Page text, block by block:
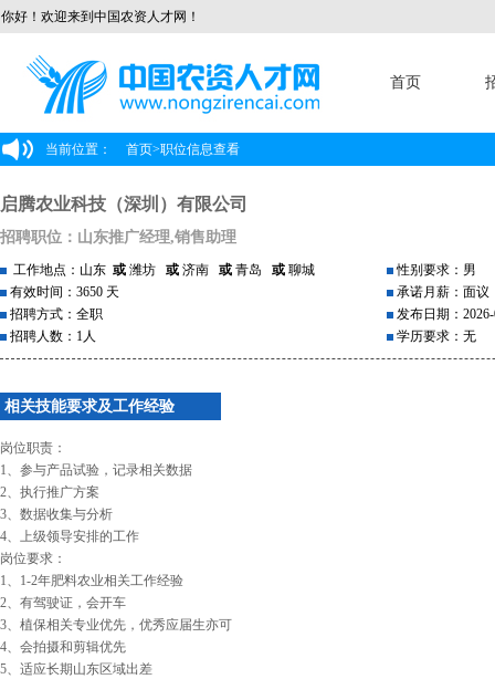
你好！欢迎来到中国农资人才网！
首页
当前位置： 首页>职位信息查看
启腾农业科技（深圳）有限公司
招聘职位：山东推广经理,销售助理
工作地点：山东 或 潍坊 或 济南 或 青岛 或 聊城
有效时间：3650 天
招聘方式：全职
招聘人数：1人
性别要求：男
承诺月薪：面议
发布日期：
学历要求：无
相关技能要求及工作经验
岗位职责：
1、参与产品试验，记录相关数据
2、执行推广方案
3、数据收集与分析
4、上级领导安排的工作
岗位要求：
1、1-2年肥料农业相关工作经验
2、有驾驶证，会开车
3、植保相关专业优先，优秀应届生亦可
4、会拍摄和剪辑优先
5、适应长期山东区域出差